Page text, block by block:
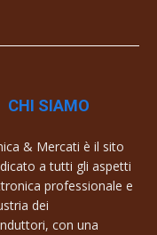
CHI SIAMO
& Mercati è il sito
a tutti gli aspetti
professionale e
dei
con una